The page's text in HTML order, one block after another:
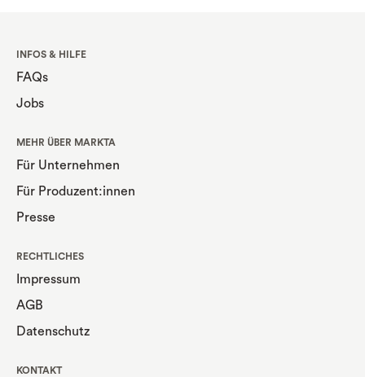
INFOS & HILFE
FAQs
Jobs
MEHR ÜBER MARKTA
Für Unternehmen
Für Produzent:innen
Presse
RECHTLICHES
Impressum
AGB
Datenschutz
KONTAKT